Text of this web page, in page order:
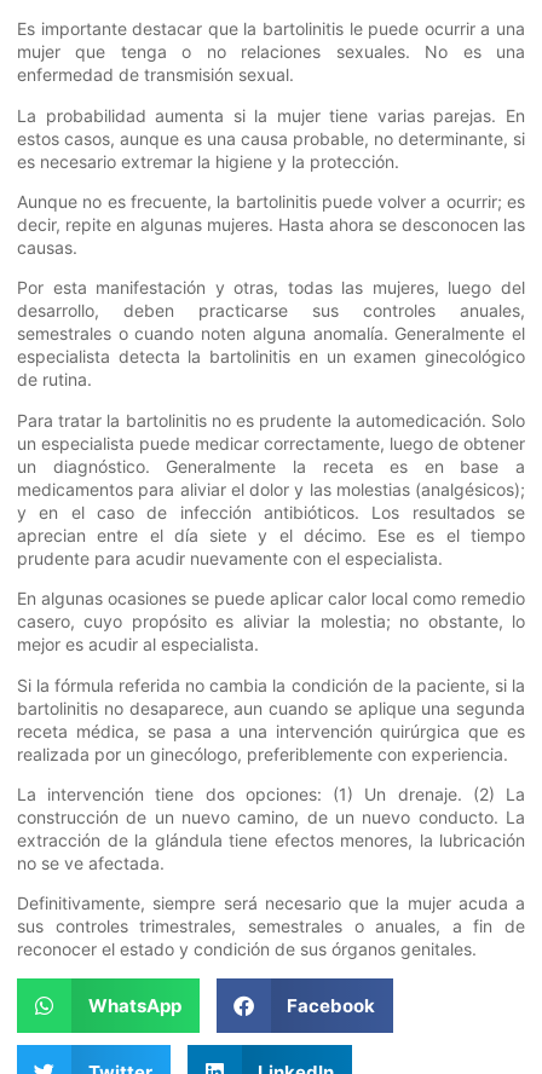
Es importante destacar que la bartolinitis le puede ocurrir a una
mujer que tenga o no relaciones sexuales. No es una
enfermedad de transmisión sexual.
La probabilidad aumenta si la mujer tiene varias parejas. En
estos casos, aunque es una causa probable, no determinante, si
es necesario extremar la higiene y la protección.
Aunque no es frecuente, la bartolinitis puede volver a ocurrir; es
decir, repite en algunas mujeres. Hasta ahora se desconocen las
causas.
Por esta manifestación y otras, todas las mujeres, luego del
desarrollo, deben practicarse sus controles anuales,
semestrales o cuando noten alguna anomalía. Generalmente el
especialista detecta la bartolinitis en un examen ginecológico
de rutina.
Para tratar la bartolinitis no es prudente la automedicación. Solo
un especialista puede medicar correctamente, luego de obtener
un diagnóstico. Generalmente la receta es en base a
medicamentos para aliviar el dolor y las molestias (analgésicos);
y en el caso de infección antibióticos. Los resultados se
aprecian entre el día siete y el décimo. Ese es el tiempo
prudente para acudir nuevamente con el especialista.
En algunas ocasiones se puede aplicar calor local como remedio
casero, cuyo propósito es aliviar la molestia; no obstante, lo
mejor es acudir al especialista.
Si la fórmula referida no cambia la condición de la paciente, si la
bartolinitis no desaparece, aun cuando se aplique una segunda
receta médica, se pasa a una intervención quirúrgica que es
realizada por un ginecólogo, preferiblemente con experiencia.
La intervención tiene dos opciones: (1) Un drenaje. (2) La
construcción de un nuevo camino, de un nuevo conducto. La
extracción de la glándula tiene efectos menores, la lubricación
no se ve afectada.
Definitivamente, siempre será necesario que la mujer acuda a
sus controles trimestrales, semestrales o anuales, a fin de
reconocer el estado y condición de sus órganos genitales.
WhatsApp Facebook